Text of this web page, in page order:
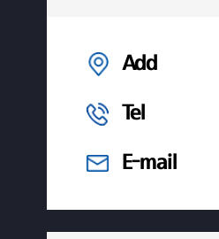
Add
Tel
E-mail